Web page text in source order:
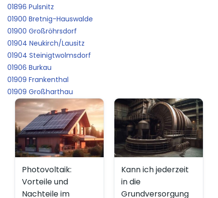
01896 Pulsnitz
01900 Bretnig-Hauswalde
01900 Großröhrsdorf
01904 Neukirch/Lausitz
01904 Steinigtwolmsdorf
01906 Burkau
01909 Frankenthal
01909 Großharthau
Photovoltaik:
Vorteile und
Nachteile im
Kann ich jederzeit
in die
Grundversorgung